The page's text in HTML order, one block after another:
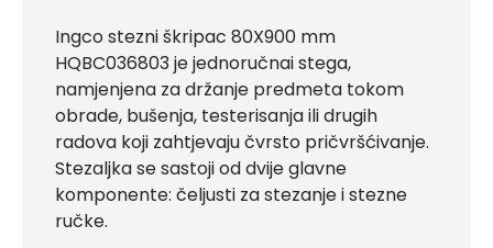
Ingco stezni škripac 80X900 mm
HQBC036803 je jednoručnai stega,
namjenjena za držanje predmeta tokom
obrade, bušenja, testerisanja ili drugih
radova koji zahtjevaju čvrsto pričvršćivanje.
Stezaljka se sastoji od dvije glavne
komponente: čeljusti za stezanje i stezne
ručke.